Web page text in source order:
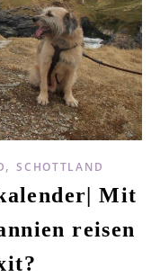
,SCHOTTLAND
Mit
reisen